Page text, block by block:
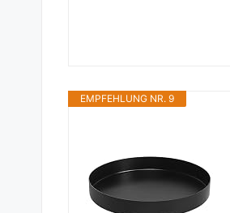
EMPFEHLUNG NR. 9